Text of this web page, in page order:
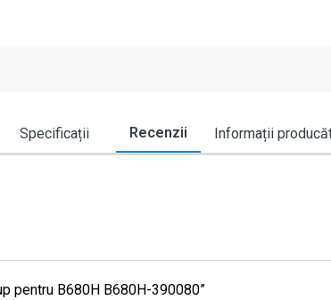
Specificații Recenzii Informații
pentru B680H B680H-390080”